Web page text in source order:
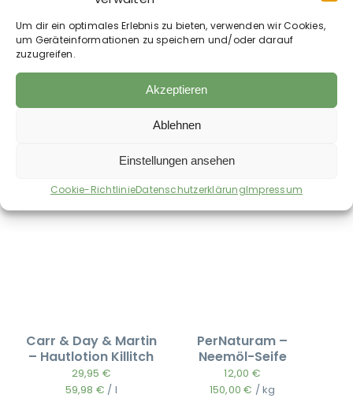
Um dir ein optimales Erlebnis zu bieten, verwenden wir Cookies,
um Geräteinformationen zu speichern und/oder darauf
zuzugreifen.
Akzeptieren
Ablehnen
Einstellungen ansehen
Cookie-RichtlinieDatenschutzerklärungImpressum
Inhaltsstoffe:
Lemongras, Ringelblume, Geranium und
Mentholöle
Auch im Shop erhältlich:
Carr & Day & Martin
– Hautlotion Killitch
29,95 €
59,98 € / l
PerNaturam –
Neemöl-Seife
12,00 €
150,00€ /kg